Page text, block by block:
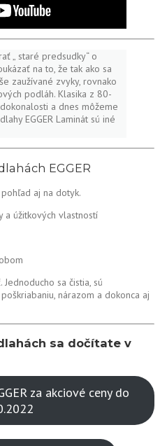
„ staré predsudky“ o
na to, že tak ako sa
zaužívané zvyky, rovnako
podláh. Klasika z 80-
a dnes môžeme
EGGER Laminát sú iné
EGGER
aj na dotyk.
a úžitkových vlastností
sa čistia, sú
nárazom a dokonca aj
sa dočítate v
za akciové ceny do